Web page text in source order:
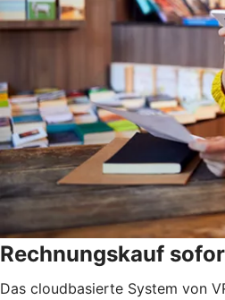
Rechnungskauf
Das cloudbasierte System von